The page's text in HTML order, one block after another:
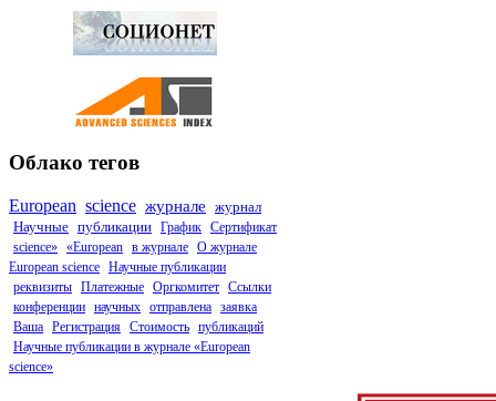
Облако тегов
European science журнале журнал
Научные публикации График Сертификат
science» «European в журнале О журнале
European science Научные публикации
реквизиты Платежные Оргкомитет Ссылки
конференции научных отправлена заявка
Ваша Регистрация Стоимость публикаций
Научные публикации в журнале «European
science»